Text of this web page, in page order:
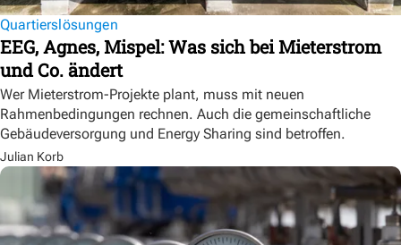
Quartierslösungen
EEG, Agnes, Mispel: Was sich bei Mieterstrom
und Co. ändert
Wer Mieterstrom-Projekte plant, muss mit neuen
Rahmenbedingungen rechnen. Auch die gemeinschaftliche
Gebäudeversorgung und Energy Sharing sind betroffen.
Julian Korb